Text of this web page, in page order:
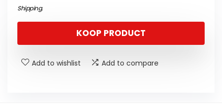
Shipping.
KOOP PRODUCT
Add to wishlist Add to compare